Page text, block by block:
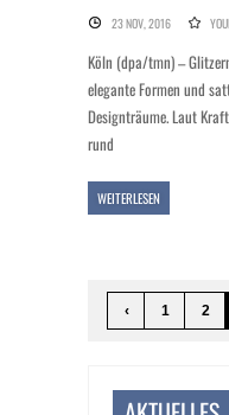
23 NOV, 2016
Köln (dpa/tmn) –
elegante Formen und
Designträume. Laut
rund
WEITERLESEN
‹ 1 2